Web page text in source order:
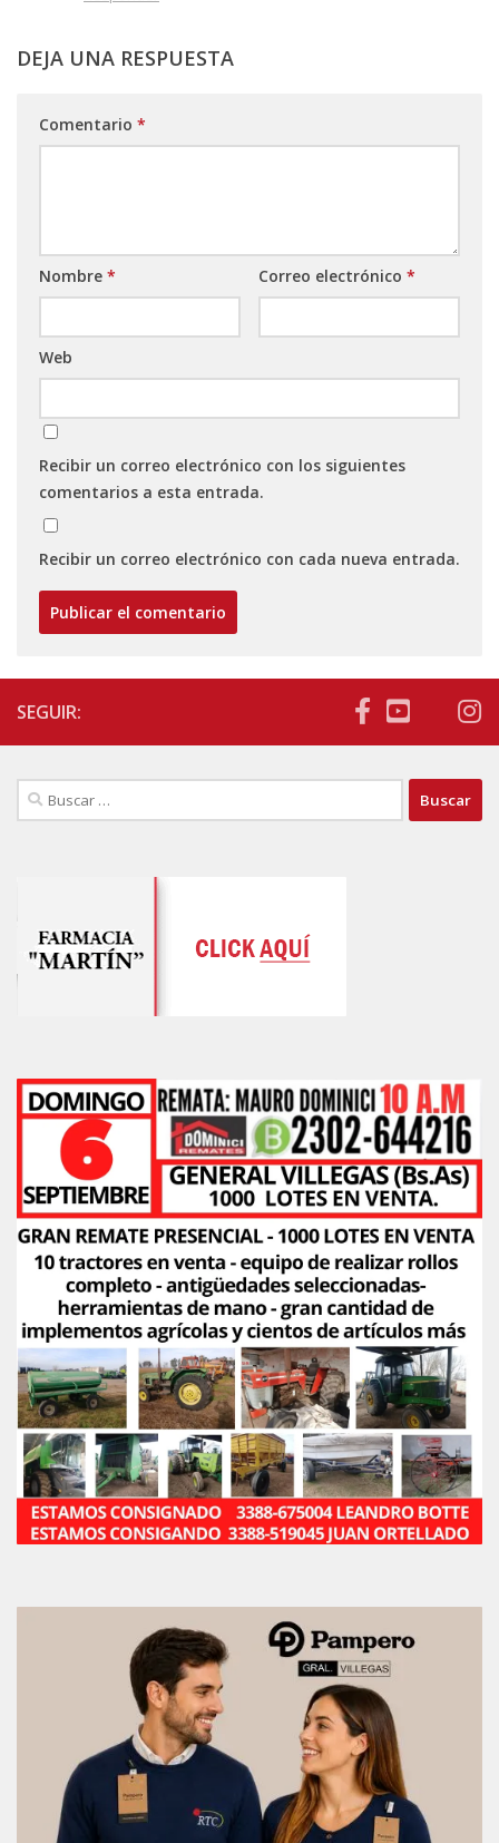
DEJA UNA RESPUESTA
Comentario *
Nombre * Correo electrónico *
Web
Recibir un correo electrónico con los siguientes
comentarios a esta entrada.
Recibir un correo electrónico con cada nueva entrada.
SEGUIR:
Buscar: